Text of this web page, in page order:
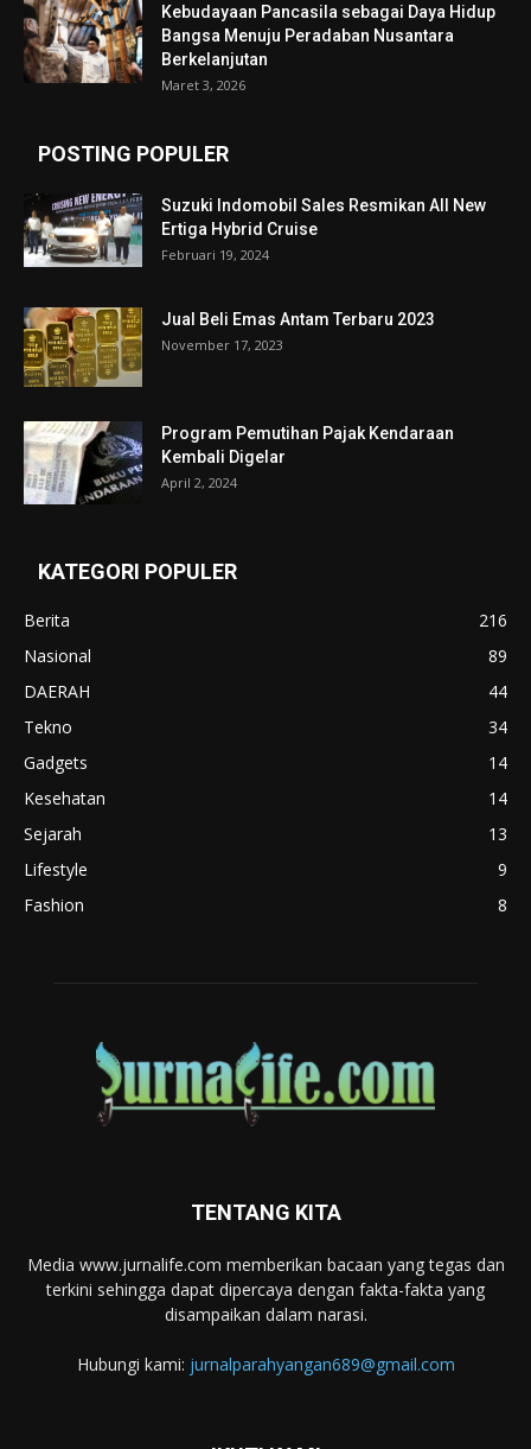
Kebudayaan Pancasila sebagai Daya Hidup
Bangsa Menuju Peradaban Nusantara
Berkelanjutan
Maret 3, 2026
POSTING POPULER
Suzuki Indomobil Sales Resmikan All New
Ertiga Hybrid Cruise
Februari 19, 2024
Jual Beli Emas Antam Terbaru 2023
November 17, 2023
Program Pemutihan Pajak Kendaraan
Kembali Digelar
April 2, 2024
KATEGORI POPULER
Berita
216
Nasional
89
DAERAH
44
Tekno
34
Gadgets
14
Kesehatan
14
Sejarah
13
Lifestyle
9
Fashion
8
TENTANG KITA
Media www.jurnalife.com memberikan bacaan yang tegas dan
terkini sehingga dapat dipercaya dengan fakta-fakta yang
disampaikan dalam narasi.
Hubungi kami: jurnalparahyangan689@gmail.com